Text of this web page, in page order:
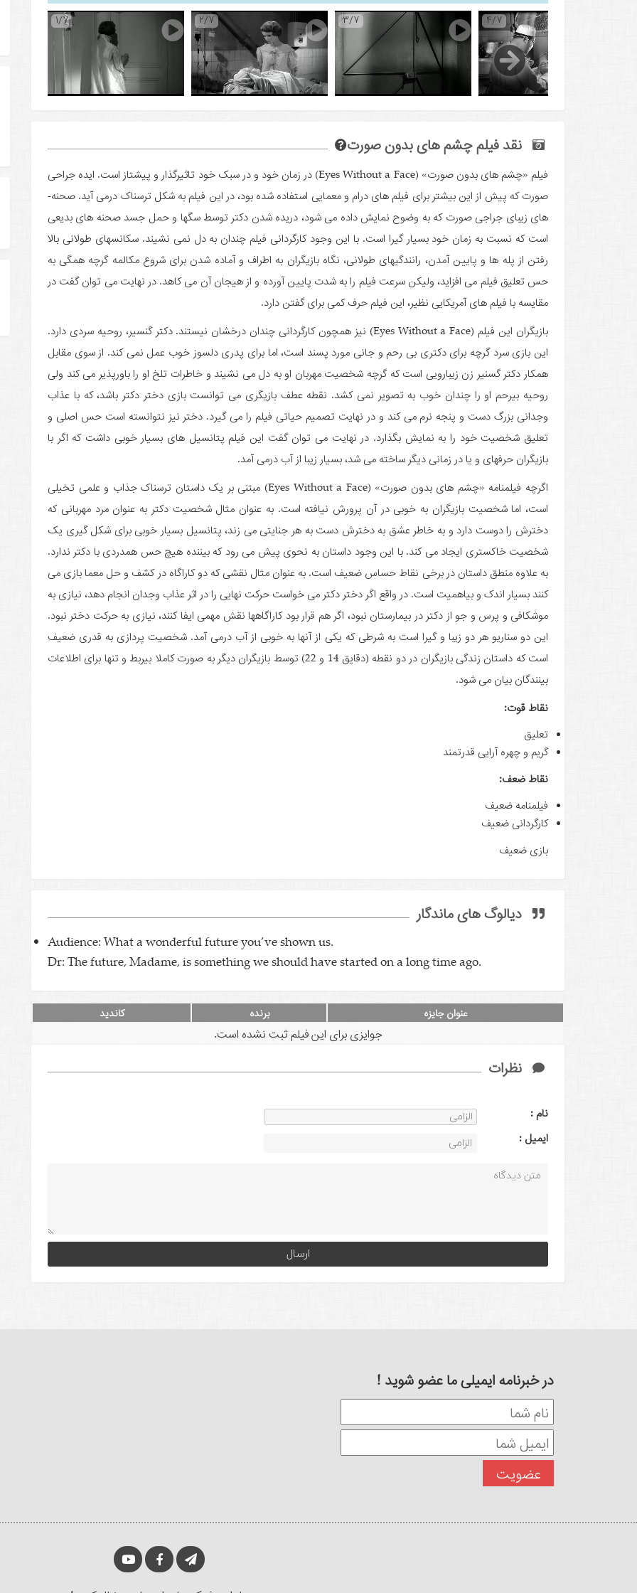
1/7 2/7 3/7 4/7
نقد فیلم چشم های بدون صورت
فیلم «چشم های بدون صورت» (Eyes Without a Face) در زمان خود و در سبک خود تاثیرگذار و پیشتاز است. ایده جراحی
صورت که پیش از این بیشتر برای فیلم های درام و معمایی استفاده شده بود، در این فیلم به شکل ترسناک درمی ­آید. صحنه­
های زیبای جراجی صورت که به وضوح نمایش داده می ­شود، دریده شدن دکتر توسط سگ­ها و حمل جسد صحنه­ های بدیعی
است که نسبت به زمان خود بسیار گیرا است. با این وجود کارگردانی فیلم چندان به دل نمی ­نشیند. سکانس­های طولانی بالا
رفتن از پله ها و پایین آمدن، رانندگی­های طولانی، نگاه بازیگران به اطراف و آماده شدن برای شروع مکالمه گرچه همگی به
حس تعلیق فیلم می ­افزاید، ولیکن سرعت فیلم را به شدت پایین آورده و از هیجان آن می ­کاهد. در نهایت می ­توان گفت در
مقایسه با فیلم ­های آمریکایی نظیر، این فیلم حرف کمی برای گفتن دارد.
بازیگران این فیلم (Eyes Without a Face) نیز همچون کارگردانی چندان درخشان نیستند. دکتر گنسیر، روحیه سردی دارد.
این بازی سرد گرچه برای دکتری بی ­رحم و جانی مورد پسند است، اما برای پدری دلسوز خوب عمل نمی کند. از سوی مقابل
همکار دکتر گسنیر زن زیبارویی است که گرچه شخصیت مهربان او به دل می ­نشیند و خاطرات تلخ او را باورپذیر می ­کند ولی
روحیه بی­رحم او را چندان خوب به تصویر نمی ­کشد. نقطه عطف بازیگری می ­توانست بازی دختر دکتر باشد، که با عذاب
وجدانی بزرگ دست و پنجه نرم می ­کند و در نهایت تصمیم حیاتی فیلم را می ­گیرد. دختر نیز نتوانسته است حس اصلی و
تعلیق شخصیت خود را به نمایش بگذارد. در نهایت می ­توان گفت این فیلم پتانسیل های بسیار خوبی داشت که اگر با
بازیگران حرفه­ای و یا در زمانی دیگر ساخته می ­شد، بسیار زیبا از آب درمی ­آمد.
اگرچه فیلمنامه «چشم های بدون صورت» (Eyes Without a Face) مبتنی بر یک داستان ترسناک جذاب و علمی تخیلی
است، اما شخصیت بازیگران به خوبی در آن پرورش نیافته است. به عنوان مثال شخصیت دکتر به عنوان مرد مهربانی که
دخترش را دوست دارد و به خاطر عشق به دخترش دست به هر جنایتی می زند، پتانسیل بسیار خوبی برای شکل گیری یک
شخصیت خاکستری ایجاد می ­کند. با این وجود داستان به نحوی پیش می ­رود که بیننده هیچ حس همدردی با دکتر ندارد.
به علاوه منطق داستان در برخی نقاط حساس ضعیف است. به عنوان مثال نقشی که دو کاراگاه در کشف و حل معما بازی می
­کنند بسیار اندک و بی­اهمیت است. در واقع اگر دختر دکتر می ­خواست حرکت نهایی را در اثر عذاب وجدان انجام دهد، نیازی به
موشکافی و پرس­ و جو از دکتر در بیمارستان نبود، اگر هم قرار بود کاراگاه­ها نقش مهمی ایفا کنند، نیازی به حرکت دختر نبود.
این دو سناریو هر دو زیبا و گیرا است به شرطی که یکی از آنها به خوبی از آب درمی ­آمد. شخصیت پردازی به قدری ضعیف
است که داستان زندگی بازیگران در دو نقطه (دقایق 14 و 22) توسط بازیگران دیگر به صورت کاملا بی­ربط و تنها برای اطلاعات
بینندگان بیان می ­شود.
نقاط قوت:
تعلیق
گریم و چهره­ آرایی قدرتمند
نقاط ضعف:
فیلمنامه ضعیف
کارگردانی ضعیف
بازی ضعیف
دیالوگ های ماندگار
Audience: What a wonderful future you’ve shown us.
Dr: The future, Madame, is something we should have started on a long time ago.
عنوان جایزه برنده کاندید
جوایزی برای این فیلم ثبت نشده است.
نظرات
نام :
ايميل :
در خبرنامه ایمیلی ما عضو شوید !